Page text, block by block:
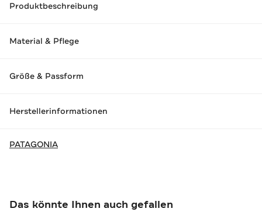
Produktbeschreibung
Material & Pflege
Größe & Passform
Herstellerinformationen
PATAGONIA
Das könnte Ihnen auch gefallen